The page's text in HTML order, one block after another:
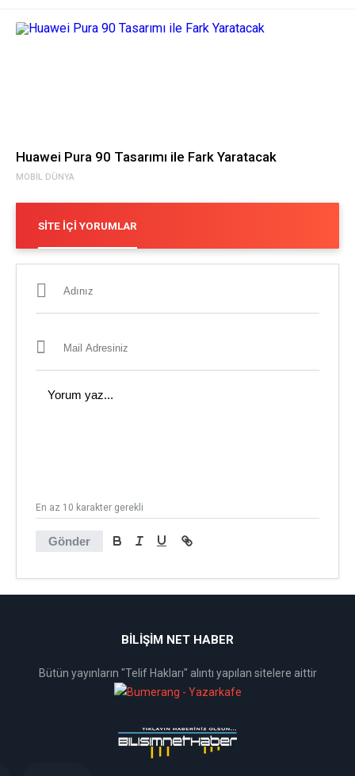
MOBIL DÜNYA
Huawei Pura 90 Tasarımı ile Fark Yaratacak
SITE İÇI YORUMLAR
Gönder
En az 10 karakter gerekli
BİLİŞİM NET HABER
Bütün yayınların "Telif Hakları" alıntı yapılan sitelere aittir